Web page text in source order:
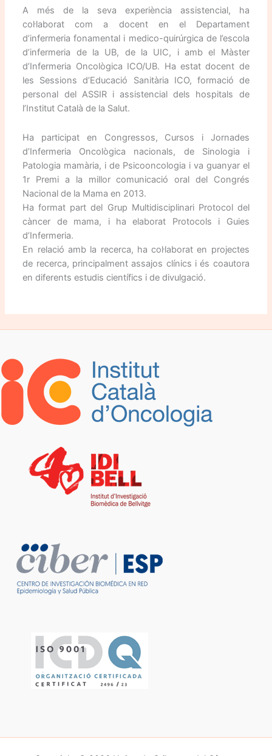
A més de la seva experiència assistencial, ha
col·laborat com a docent en el Departament
d’infermeria fonamental i medico-quirúrgica de l’escola
d’infermeria de la UB, de la UIC, i amb el Màster
d’Infermeria Oncològica ICO/UB. Ha estat docent de
les Sessions d’Educació Sanitària ICO, formació de
personal del ASSIR i assistencial dels hospitals de
l’Institut Català de la Salut.
Ha participat en Congressos, Cursos i Jornades
d’Infermeria Oncològica nacionals, de Sinologia i
Patologia mamària, i de Psicooncologia i va guanyar el
1r Premi a la millor comunicació oral del Congrés
Nacional de la Mama en 2013.
Ha format part del Grup Multidisciplinari Protocol del
càncer de mama, i ha elaborat Protocols i Guies
d’Infermeria.
En relació amb la recerca, ha col·laborat en projectes
de recerca, principalment assajos clínics i és coautora
en diferents estudis científics i de divulgació.